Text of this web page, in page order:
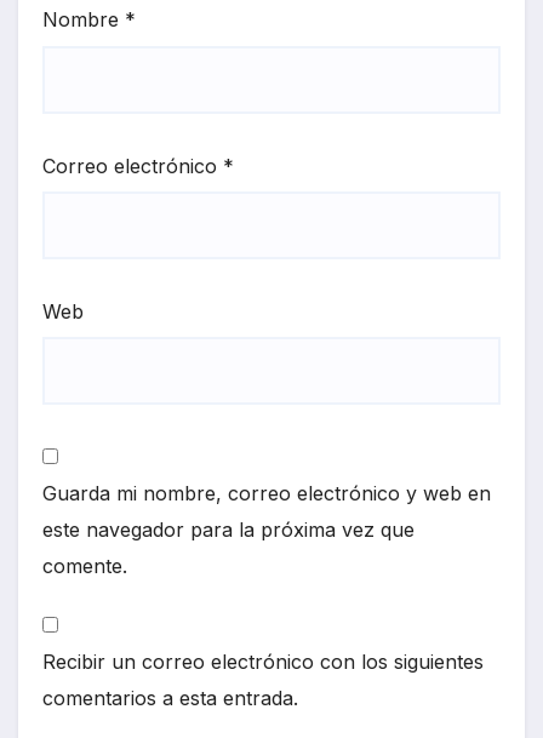
Nombre *
Correo electrónico *
Web
Guarda mi nombre, correo electrónico y web en
este navegador para la próxima vez que
comente.
Recibir un correo electrónico con los siguientes
comentarios a esta entrada.